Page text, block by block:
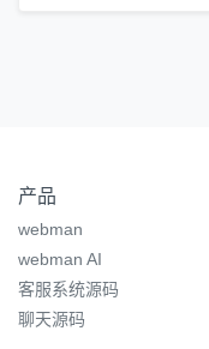
产品
webman
webman AI
客服系统源码
聊天源码